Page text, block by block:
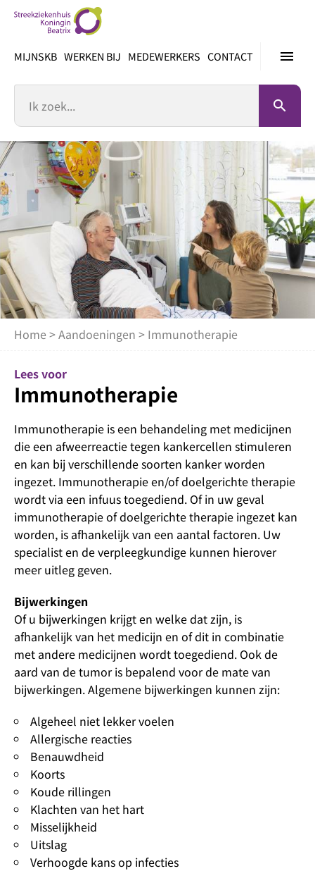
inhoud
menu
MIJNSKB WERKEN BIJ MEDEWERKERS CONTACT
search
Home >Aandoeningen > Immunotherapie
Lees voor
Immunotherapie
Immunotherapie is een behandeling met medicijnen
die een afweerreactie tegen kankercellen stimuleren
en kan bij verschillende soorten kanker worden
ingezet. Immunotherapie en/of doelgerichte therapie
wordt via een infuus toegediend. Of in uw geval
immunotherapie of doelgerichte therapie ingezet kan
worden, is afhankelijk van een aantal factoren. Uw
specialist en de verpleegkundige kunnen hierover
meer uitleg geven.
Bijwerkingen
Of u bijwerkingen krijgt en welke dat zijn, is
afhankelijk van het medicijn en of dit in combinatie
met andere medicijnen wordt toegediend. Ook de
aard van de tumor is bepalend voor de mate van
bijwerkingen. Algemene bijwerkingen kunnen zijn:
Algeheel niet lekker voelen
Allergische reacties
Benauwdheid
Koorts
Koude rillingen
Klachten van het hart
Misselijkheid
Uitslag
Verhoogde kans op infecties